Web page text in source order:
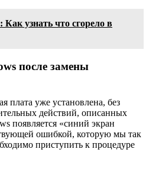
узнать что сгорело в
после замены
плата уже установлена, без
действий, описанных
появляется «синий экран
ошибкой, которую мы так
приступить к процедуре